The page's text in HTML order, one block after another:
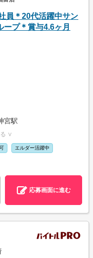
員＊20代活躍中サン
ープ＊賞与4.6ヶ月
宮駅
∨
エルダー活躍中
応募画面に進む